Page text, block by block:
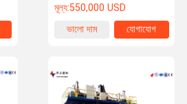
মূল্য:550,000 USD
ভালো দাম
যোগাযোগ